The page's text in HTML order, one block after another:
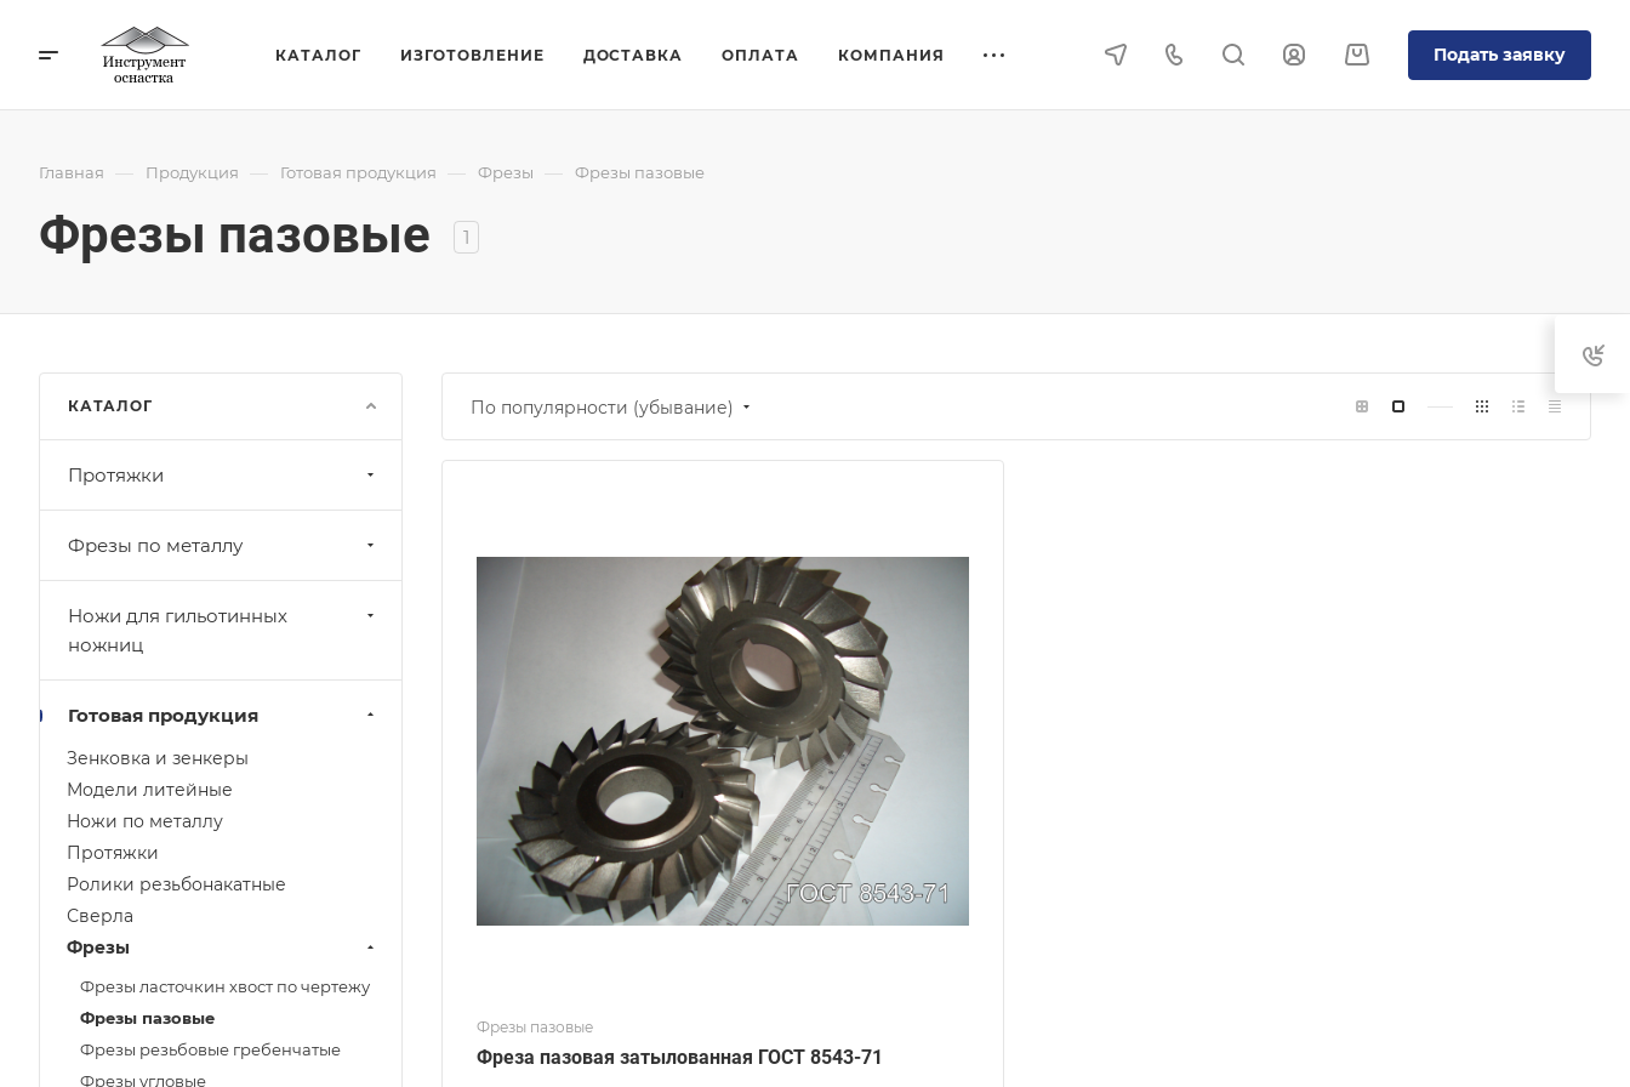
КАТАЛОГ ИЗГОТОВЛЕНИЕ ДОСТАВКА ОПЛАТА КОМПАНИЯ Подать заявку
Главная — Продукция — Готовая продукция — Фрезы — Фрезы пазовые
Фрезы пазовые 1
По популярности (убывание)
Фрезы пазовые
Фреза пазовая затылованная ГОСТ 8543-71
КАТАЛОГ
Протяжки
Фрезы по металлу
Ножи для гильотинных
ножниц
Готовая продукция
Зенковка и зенкеры
Модели литейные
Ножи по металлу
Протяжки
Ролики резьбонакатные
Сверла
Фрезы
Фрезы ласточкин хвост по чертежу
Фрезы пазовые
Фрезы резьбовые гребенчатые
Фрезы угловые